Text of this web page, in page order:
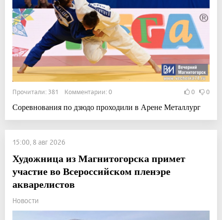
Прочитали: 381 Комментарии: 0 0 0
Соревнования по дзюдо проходили в Арене Металлург
15:00, 8 авг 2026
Художница из Магнитогорска примет
участие во Всероссийском пленэре
акварелистов
Новости